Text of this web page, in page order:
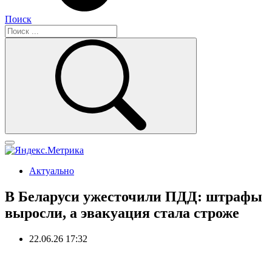
Поиск
Актуально
В Беларуси ужесточили ПДД: штрафы
выросли, а эвакуация стала строже
22.06.26 17:32